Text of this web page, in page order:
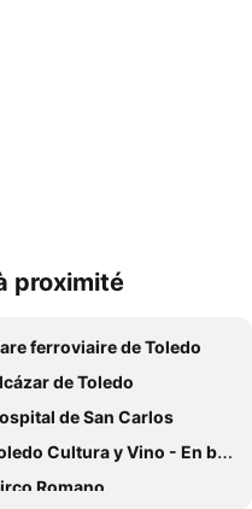
proximité
ferroviaire de Toledo
de Toledo
de San Carlos
Cultura y Vino - En busca del Alma y Corazón de Toledo
Romano